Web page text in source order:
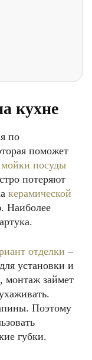
кухне
по
поможет
мойки посуды
потеряют
керамической
Наиболее
отделки –
установки и
монтаж займет
Поэтому
губки.